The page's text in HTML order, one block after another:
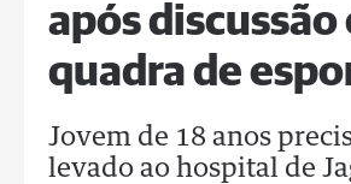
após discussão
quadra de
Jovem de 18 anos
levado ao hospital de